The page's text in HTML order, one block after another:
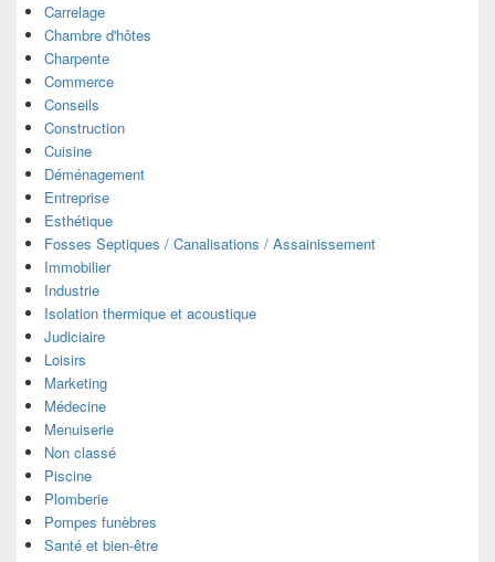
Carrelage
Chambre d'hôtes
Charpente
Commerce
Conseils
Construction
Cuisine
Déménagement
Entreprise
Esthétique
Fosses Septiques / Canalisations / Assainissement
Immobilier
Industrie
Isolation thermique et acoustique
Judiciaire
Loisirs
Marketing
Médecine
Menuiserie
Non classé
Piscine
Plomberie
Pompes funèbres
Santé et bien-être